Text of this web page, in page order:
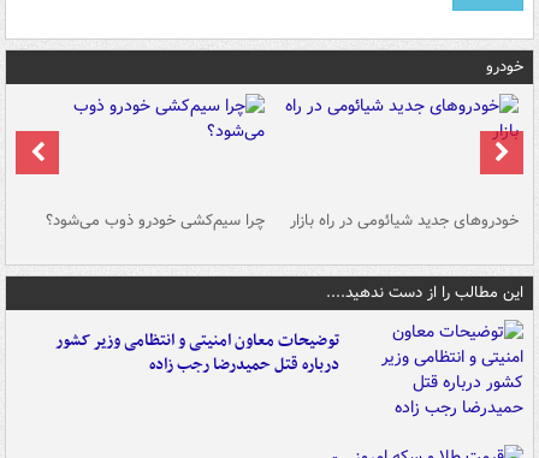
خودرو
خودروهای جدید شیائومی در راه بازار چرا سیم‌کشی خودرو ذوب می‌شود؟
این مطالب را از دست ندهید....
توضیحات معاون امنیتی و انتظامی وزیر کشور
درباره قتل حمیدرضا رجب زاده